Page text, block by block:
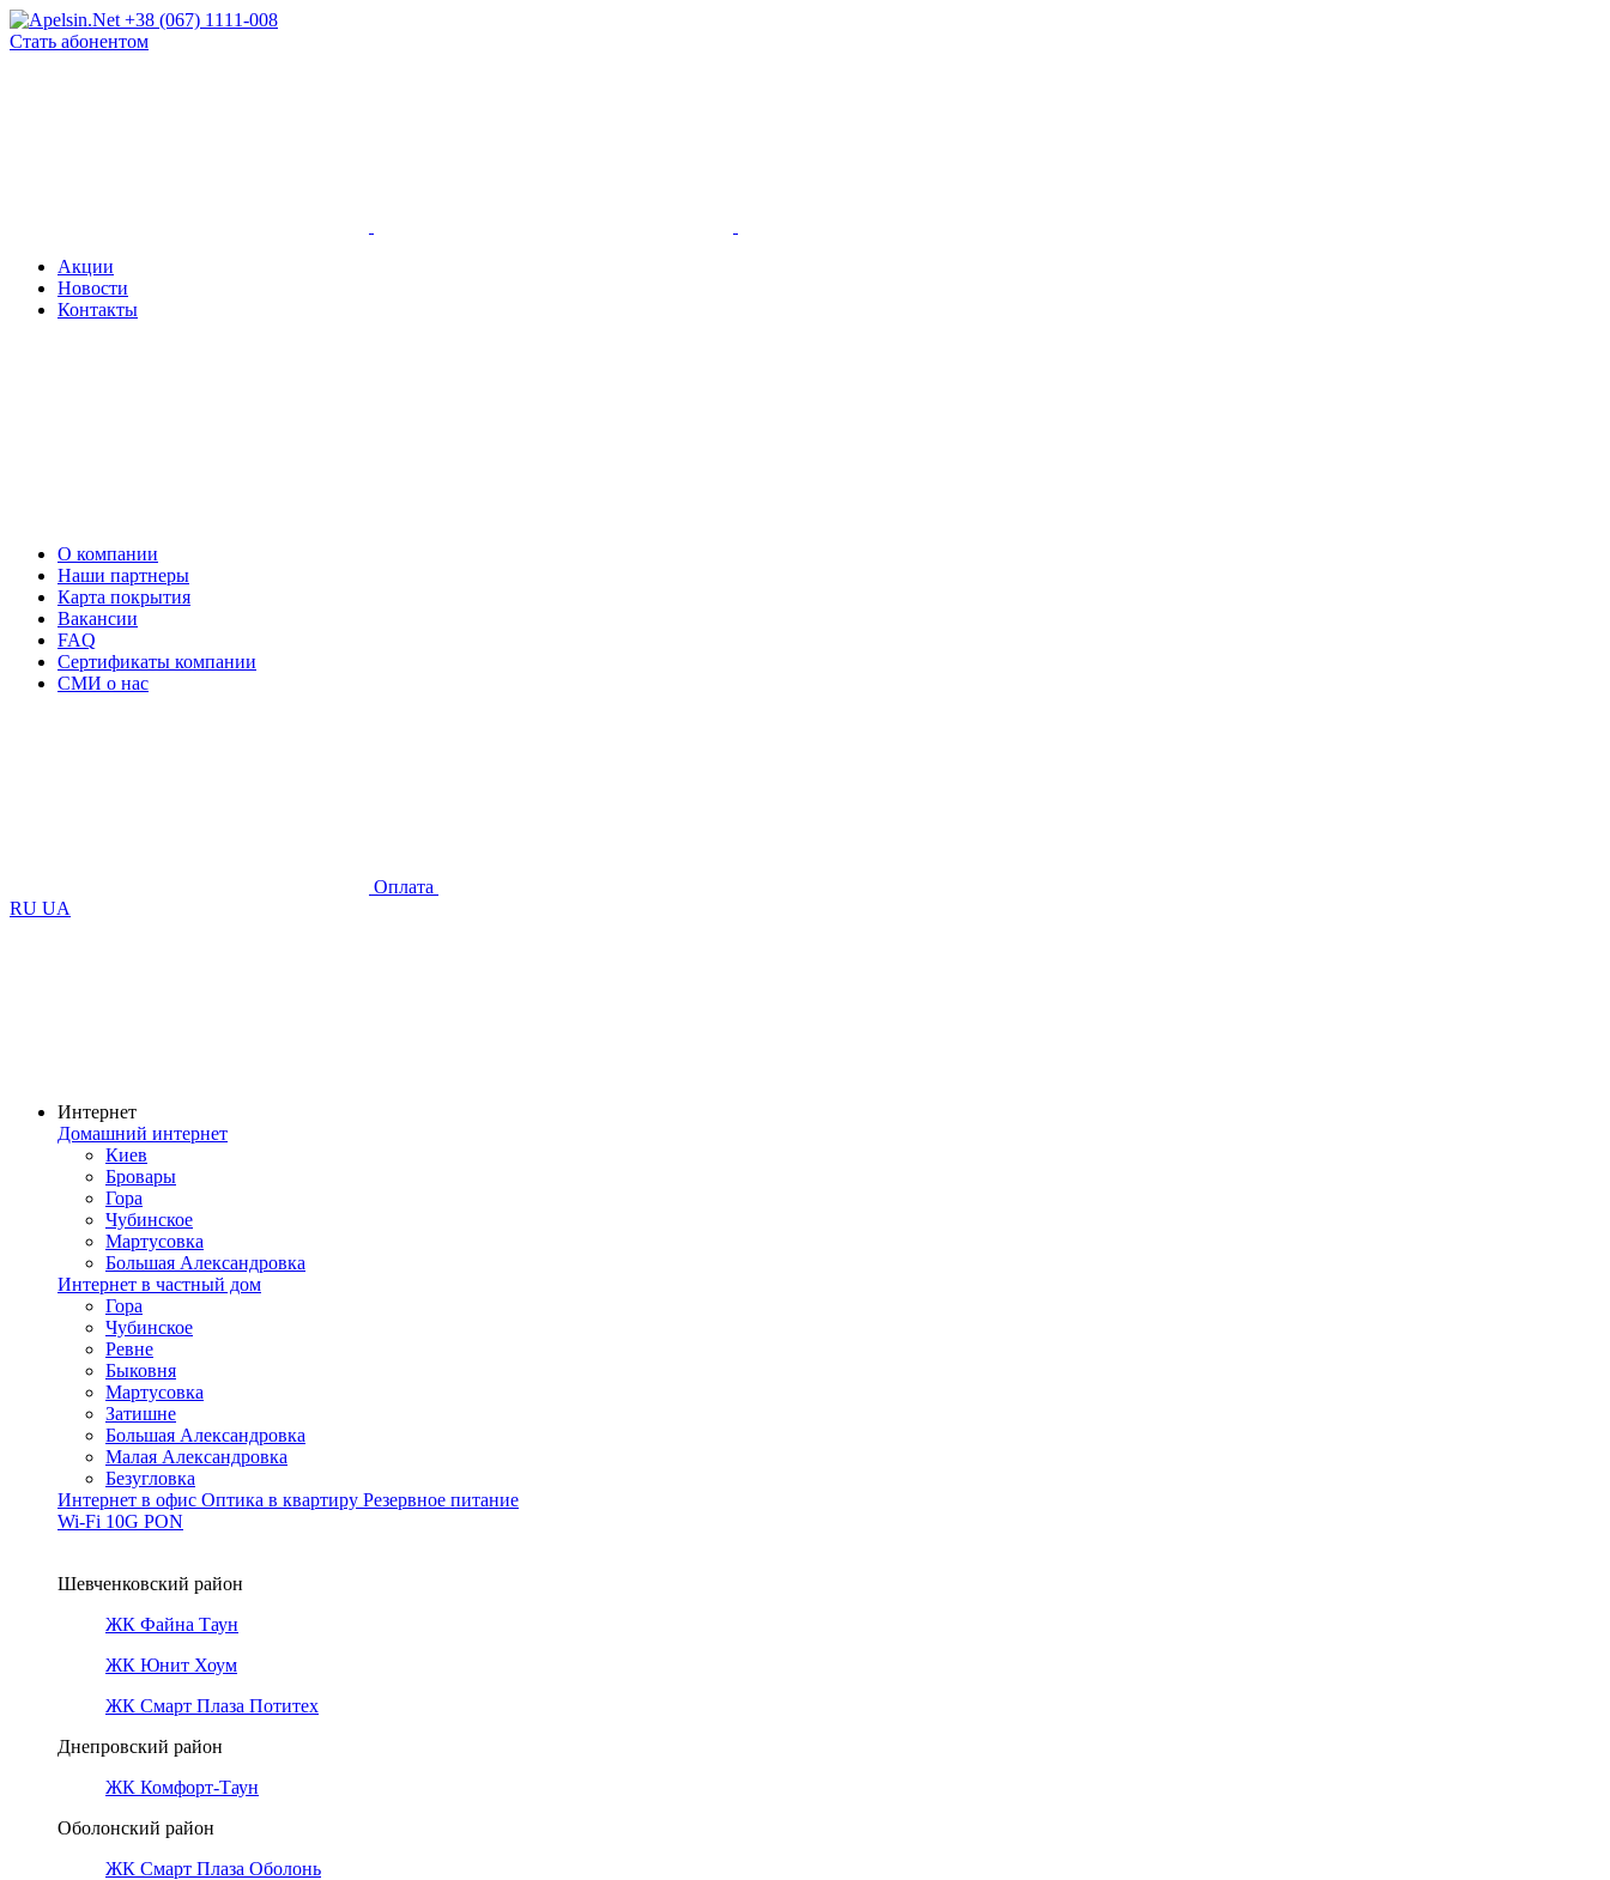
+38 (067) 1111-008
Стать абонентом
Акции
Новости
Контакты
О компании
Наши партнеры
Карта покрытия
Вакансии
FAQ
Сертификаты компании
СМИ о нас
Оплата
RU UA
Интернет
Домашний интернет
Киев
Бровары
Гора
Чубинское
Мартусовка
Большая Александровка
Интернет в частный дом
Гора
Чубинское
Ревне
Быковня
Мартусовка
Затишне
Большая Александровка
Малая Александровка
Безугловка
Интернет в офис Оптика в квартиру Резервное питание
Wi-Fi 10G PON
Шевченковский район
ЖК Файна Таун
ЖК Юнит Хоум
ЖК Смарт Плаза Потитех
Днепровский район
ЖК Комфорт-Таун
Оболонский район
ЖК Смарт Плаза Оболонь